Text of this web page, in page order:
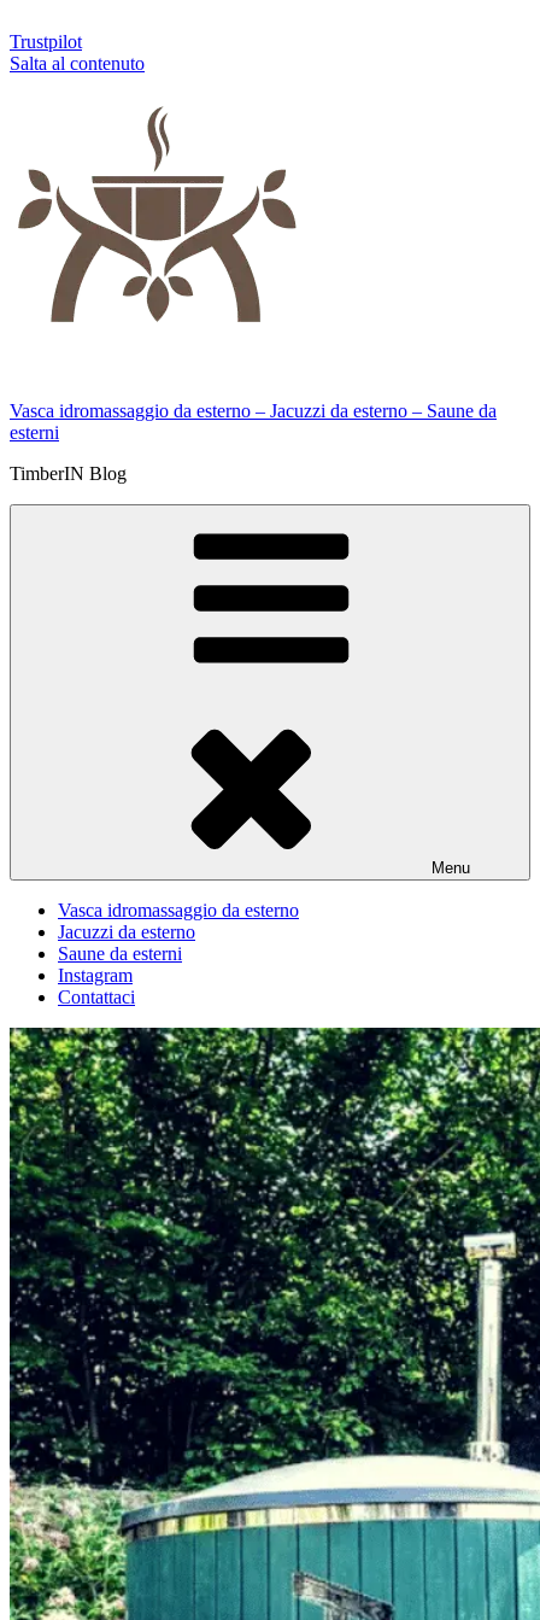
Trustpilot
Salta al contenuto
Vasca idromassaggio da esterno – Jacuzzi da esterno – Saune da
esterni
TimberIN Blog
Menu
Vasca idromassaggio da esterno
Jacuzzi da esterno
Saune da esterni
Instagram
Contattaci